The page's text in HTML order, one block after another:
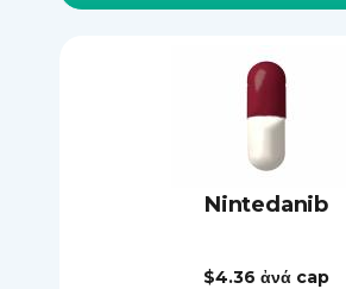
Nintedanib
$4.36 ἀνά cap